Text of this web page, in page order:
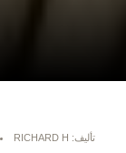
تأليف: RICHARD H